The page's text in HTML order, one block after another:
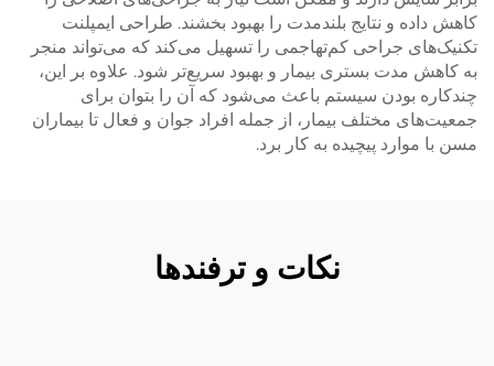
کاهش داده و نتایج بلندمدت را بهبود بخشند. طراحی ایمپلنت
تکنیک‌های جراحی کم‌تهاجمی را تسهیل می‌کند که می‌تواند منجر
به کاهش مدت بستری بیمار و بهبود سریع‌تر شود. علاوه بر این،
چندکاره بودن سیستم باعث می‌شود که آن را بتوان برای
جمعیت‌های مختلف بیمار، از جمله افراد جوان و فعال تا بیماران
مسن با موارد پیچیده به کار برد.
نکات و ترفندها